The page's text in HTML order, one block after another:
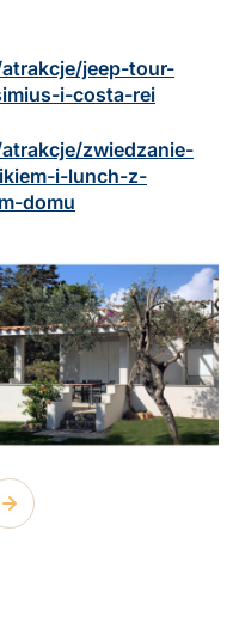
jeep-tour-
i-costa-rei
zwiedzanie-
i-lunch-z-
domu